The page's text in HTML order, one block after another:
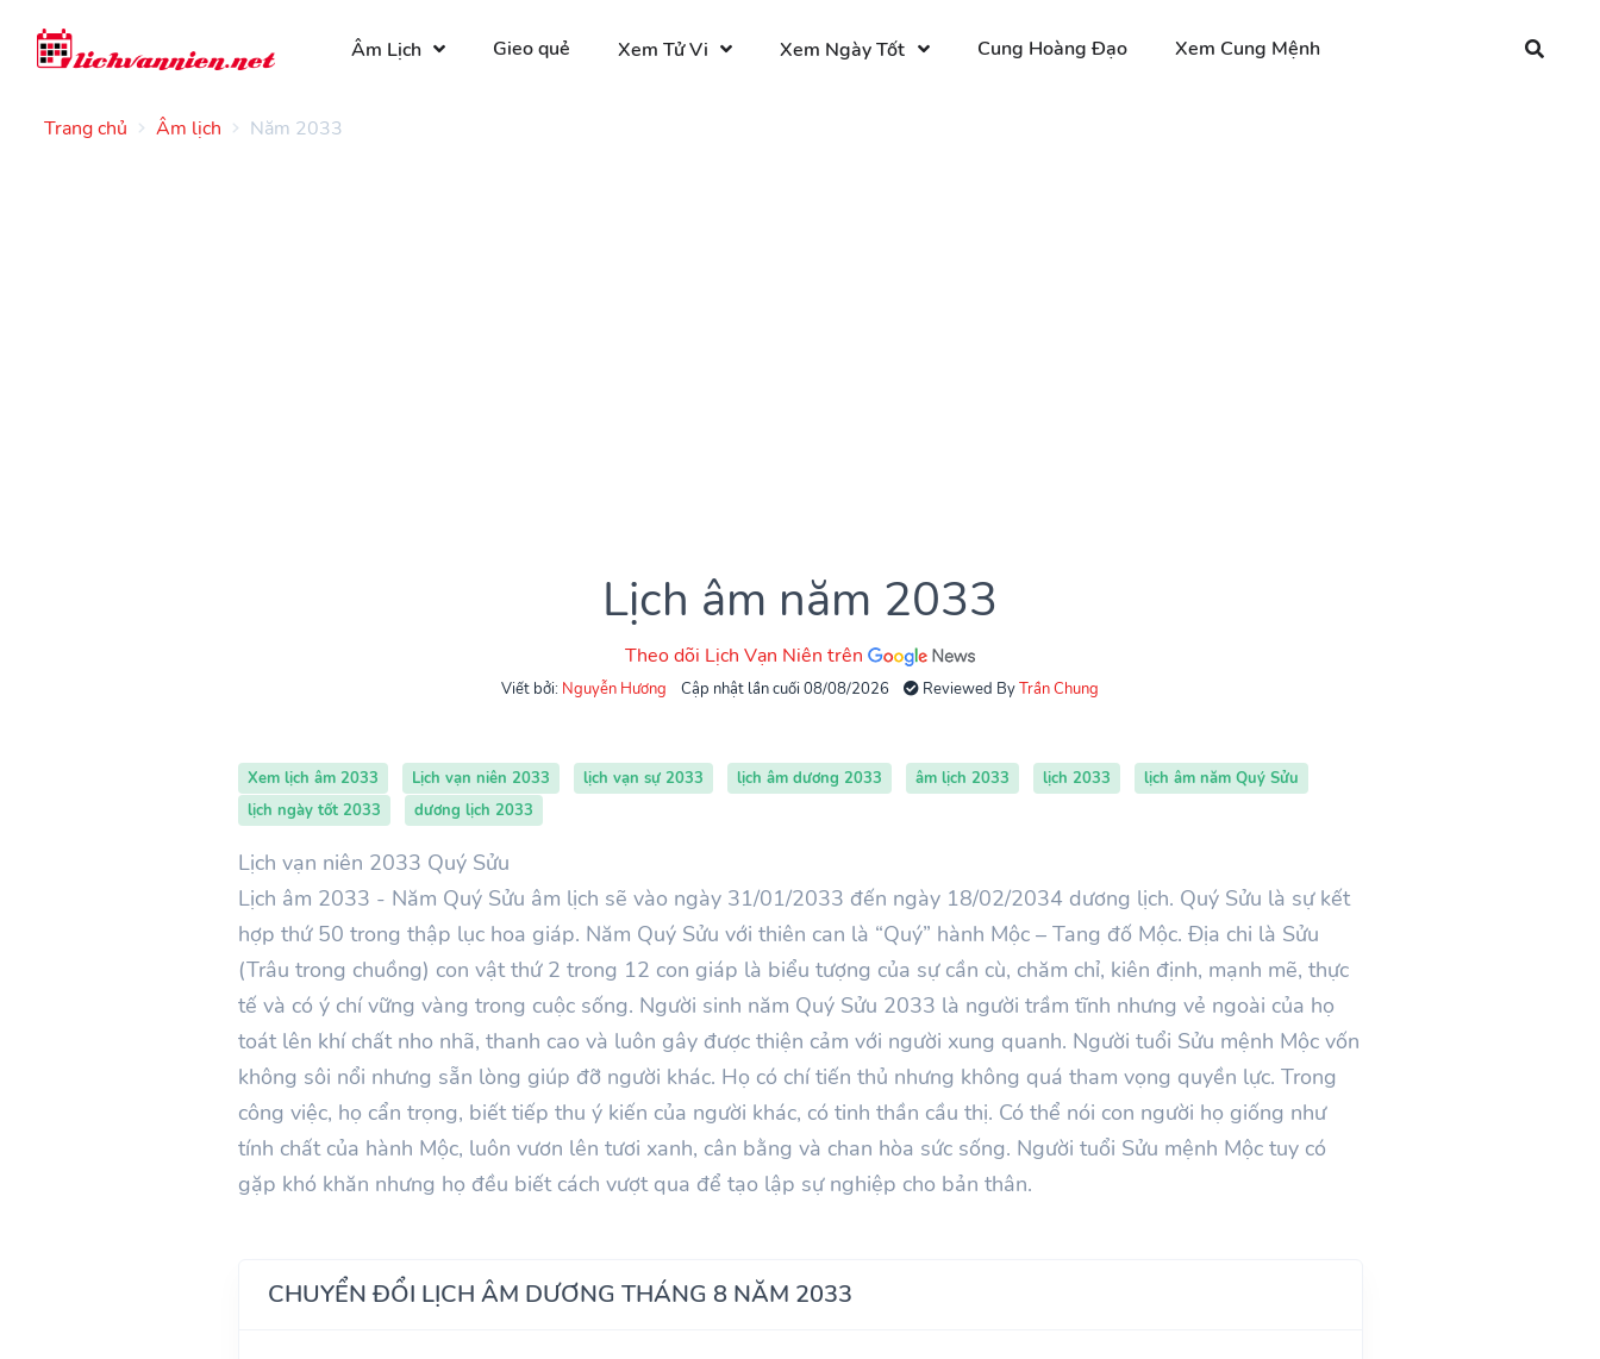
Âm Lịch Gieo quẻ Xem Tử Vi Xem Ngày Tốt Cung Hoàng Đạo Xem Cung Mệnh
Trang chủ Âm lịch Năm 2033
Lịch âm năm 2033
Theo dõi Lịch Vạn Niên trên
Viết bởi: Nguyễn Hương Cập nhật lần cuối 08/08/2026 Reviewed ByTrần Chung
Xem lịch âm 2033 Lịch vạn niên 2033 lịch vạn sự 2033 lịch âm dương 2033 âm lịch 2033 lịch 2033
lịch âm năm Quý Sửu
lịch ngày tốt 2033
dương lịch 2033
Lịch vạn niên 2033 Quý Sửu
Lịch âm 2033 - Năm Quý Sửu âm lịch sẽ vào ngày 31/01/2033 đến ngày 18/02/2034 dương lịch. Quý Sửu là sự kết
hợp thứ 50 trong thập lục hoa giáp. Năm Quý Sửu với thiên can là “Quý” hành Mộc – Tang đố Mộc. Địa chi là Sửu
(Trâu trong chuồng) con vật thứ 2 trong 12 con giáp là biểu tượng của sự cần cù, chăm chỉ, kiên định, mạnh mẽ, thực
tế và có ý chí vững vàng trong cuộc sống. Người sinh năm Quý Sửu 2033 là người trầm tĩnh nhưng vẻ ngoài của họ
toát lên khí chất nho nhã, thanh cao và luôn gây được thiện cảm với người xung quanh. Người tuổi Sửu mệnh Mộc vốn
không sôi nổi nhưng sẵn lòng giúp đỡ người khác. Họ có chí tiến thủ nhưng không quá tham vọng quyền lực. Trong
công việc, họ cẩn trọng, biết tiếp thu ý kiến của người khác, có tinh thần cầu thị. Có thể nói con người họ giống như
tính chất của hành Mộc, luôn vươn lên tươi xanh, cân bằng và chan hòa sức sống. Người tuổi Sửu mệnh Mộc tuy có
gặp khó khăn nhưng họ đều biết cách vượt qua để tạo lập sự nghiệp cho bản thân.
CHUYỂN ĐỔI LỊCH ÂM DƯƠNG THÁNG 8 NĂM 2033